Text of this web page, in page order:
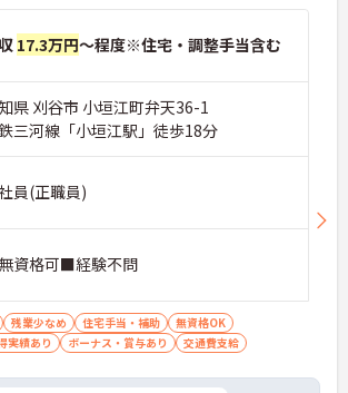
17.3万円～程度※住宅・調整手当含む
県 刈谷市 小垣江町弁天36-1
三河線「小垣江駅」徒歩18分
員(正職員)
資格可■経験不問
残業少なめ 住宅手当・補助
無資格OK
実績あり
ボーナス・賞与あり 交通費支給